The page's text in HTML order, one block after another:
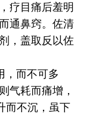
疗目痛后羞明
通鼻窍。佐清
，盖取反以佐
，而不可多
气耗而痛增，
而不沉，虽下